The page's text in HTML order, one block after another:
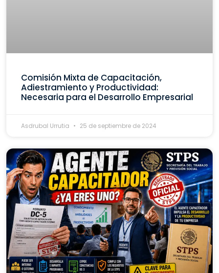
Comisión Mixta de Capacitación,
Adiestramiento y Productividad:
Necesaria para el Desarrollo Empresarial
Asdrubal Urrutia 25 de septiembre de 2024